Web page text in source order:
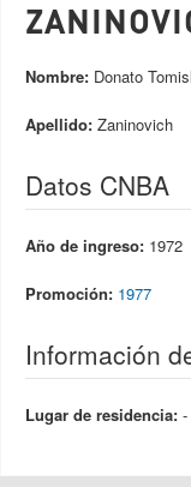
Nombre: Donato
Apellido: Zaninovich
Datos CNBA
Año de ingreso: 1972
Promoción: 1977
Información
Lugar de residencia: -